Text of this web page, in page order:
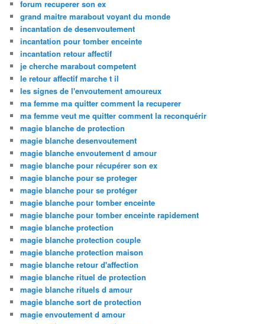
forum recuperer son ex
grand maitre marabout voyant du monde
incantation de desenvoutement
incantation pour tomber enceinte
incantation retour affectif
je cherche marabout competent
le retour affectif marche t il
les signes de l'envoutement amoureux
ma femme ma quitter comment la recuperer
ma femme veut me quitter comment la reconquérir
magie blanche de protection
magie blanche desenvoutement
magie blanche envoutement d amour
magie blanche pour récupérer son ex
magie blanche pour se proteger
magie blanche pour se protéger
magie blanche pour tomber enceinte
magie blanche pour tomber enceinte rapidement
magie blanche protection
magie blanche protection couple
magie blanche protection maison
magie blanche retour d'affection
magie blanche rituel de protection
magie blanche rituels d amour
magie blanche sort de protection
magie envoutement d amour